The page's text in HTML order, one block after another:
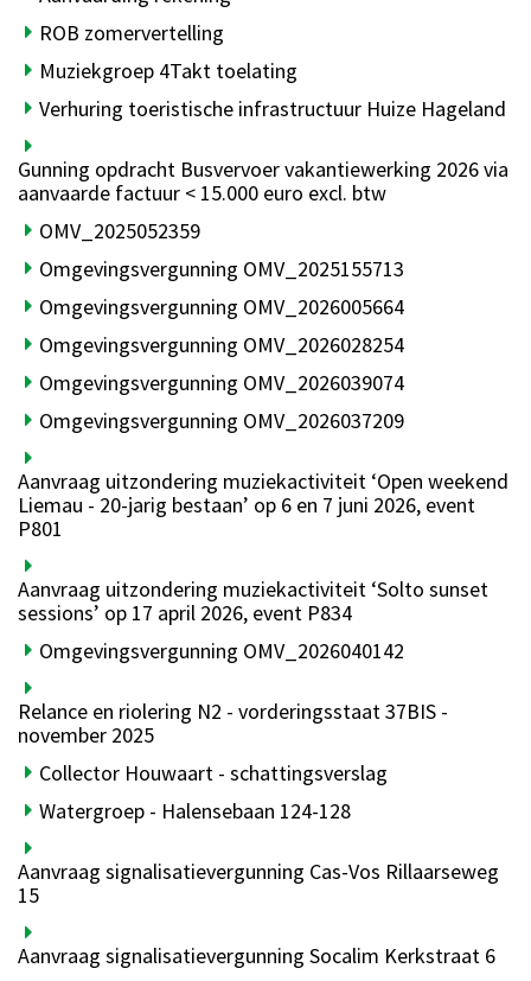
ROB zomervertelling
Muziekgroep 4Takt toelating
Verhuring toeristische infrastructuur Huize Hageland
Gunning opdracht Busvervoer vakantiewerking 2026 via
aanvaarde factuur < 15.000 euro excl. btw
OMV_2025052359
Omgevingsvergunning OMV_2025155713
Omgevingsvergunning OMV_2026005664
Omgevingsvergunning OMV_2026028254
Omgevingsvergunning OMV_2026039074
Omgevingsvergunning OMV_2026037209
Aanvraag uitzondering muziekactiviteit ‘Open weekend
Liemau - 20-jarig bestaan’ op 6 en 7 juni 2026, event
P801
Aanvraag uitzondering muziekactiviteit ‘Solto sunset
sessions’ op 17 april 2026, event P834
Omgevingsvergunning OMV_2026040142
Relance en riolering N2 - vorderingsstaat 37BIS -
november 2025
Collector Houwaart - schattingsverslag
Watergroep - Halensebaan 124-128
Aanvraag signalisatievergunning Cas-Vos Rillaarseweg
15
Aanvraag signalisatievergunning Socalim Kerkstraat 6